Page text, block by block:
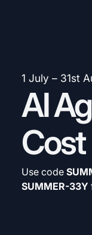
1 July – 31st
AI
Cost
Use code
SUMMER-33Y